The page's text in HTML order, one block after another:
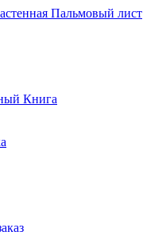
Пальмовый лист
Книга